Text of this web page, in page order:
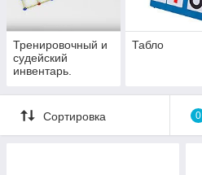
Тренировочный и
судейский
инвентарь.
Табло
Сортировка 0